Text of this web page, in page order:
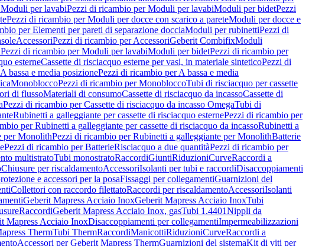
Moduli per lavabiPezzi di ricambio per Moduli per lavabiModuli per bidetPezzi
Pezzi di ricambio per Moduli per docce con scarico a pareteModuli per docce e
per Elementi per pareti di separazione docciaModuli per rubinettiPezzi di
AccessoriPezzi di ricambio per AccessoriGeberit CombifixModuli
Pezzi di ricambio per Moduli per lavabiModuli per bidetPezzi di ricambio per
esterneCassette di risciacquo esterne per vasi, in materiale sinteticoPezzi di
A bassa e media posizionePezzi di ricambio per A bassa e media
MonobloccoPezzi di ricambio per MonobloccoTubi di risciacquo per cassette
di flussoMateriali di consumoCassette di risciacquo da incassoCassette di
Pezzi di ricambio per Cassette di risciacquo da incasso OmegaTubi di
Rubinetti a galleggiante per cassette di risciacquo esternePezzi di ricambio per
per Rubinetti a galleggiante per cassette di risciacquo da incassoRubinetti a
per MonolithPezzi di ricambio per Rubinetti a galleggiante per MonolithBatterie
Pezzi di ricambio per BatterieRisciacquo a due quantitàPezzi di ricambio per
multistratoTubi monostratoRaccordiGiuntiRiduzioniCurveRaccordi a
Chiusure per riscaldamentoAccessoriIsolanti per tubi e raccordiDisaccoppiamenti
e accessori per la posaFissaggi per collegamentiGuarnizioni del
Collettori con raccordo filettatoRaccordi per riscaldamentoAccessoriIsolanti
Geberit Mapress Acciaio InoxGeberit Mapress Acciaio InoxTubi
RaccordiGeberit Mapress Acciaio Inox, gasTubi 1.4401Nippli da
Mapress Acciaio InoxDisaccoppiamenti per collegamentiImpermeabilizzazioni
ThermTubi ThermRaccordiManicottiRiduzioniCurveRaccordi a
Accessori per Geberit Mapress ThermGuarnizioni del sistemaKit di viti per